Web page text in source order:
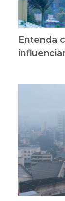
Entenda